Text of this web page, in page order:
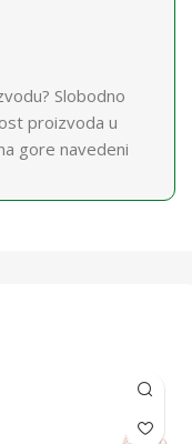
Slobodno
proizvoda u
gore navedeni